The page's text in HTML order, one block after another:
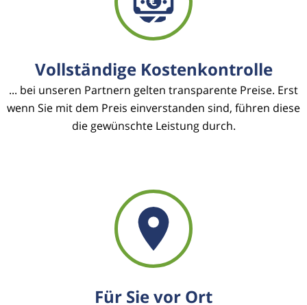
Vollständige Kostenkontrolle
... bei unseren Partnern gelten transparente Preise. Erst
wenn Sie mit dem Preis einverstanden sind, führen diese
die gewünschte Leistung durch.
Für Sie vor Ort